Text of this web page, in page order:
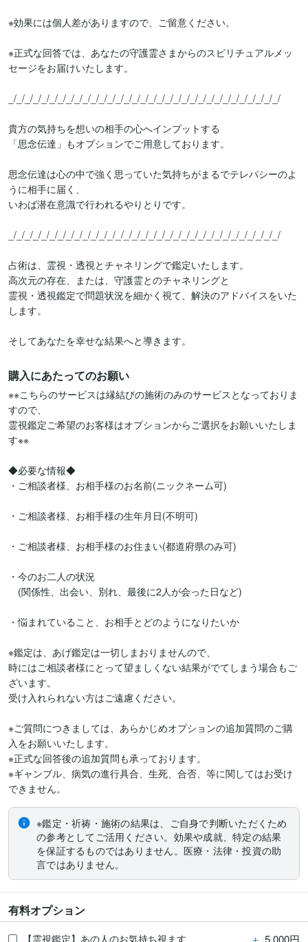
※効果には個人差がありますので、ご留意ください。
※正式な回答では、あなたの守護霊さまからのスピリチュアルメッ
セージをお届けいたします。
_/_/_/_/_/_/_/_/_/_/_/_/_/_/_/_/_/_/_/_/_/_/_/_/_/_/_/_/_/_/_/_/_/
貴方の気持ちを想いの相手の心へインプットする
「思念伝達」もオプションでご用意しております。
思念伝達は心の中で強く思っていた気持ちがまるでテレパシーのよ
うに相手に届く、
いわば潜在意識で行われるやりとりです。
_/_/_/_/_/_/_/_/_/_/_/_/_/_/_/_/_/_/_/_/_/_/_/_/_/_/_/_/_/_/_/_/_/
占術は、霊視・透視とチャネリングで鑑定いたします。
高次元の存在、または、守護霊とのチャネリングと
霊視・透視鑑定で問題状況を細かく視て、解決のアドバイスをいた
します。
購入にあたってのお願い
※※こちらのサービスは縁結びの施術のみのサービスとなっておりま
すので、
霊視鑑定ご希望のお客様はオプションからご選択をお願いいたしま
す※※
◆必要な情報◆
・ご相談者様、お相手様のお名前(ニックネーム可)
・ご相談者様、お相手様の生年月日(不明可)
・ご相談者様、お相手様のお住まい(都道府県のみ可)
・今のお二人の状況
(関係性、出会い、別れ、最後に2人が会った日など)
・悩まれていること、お相手とどのようになりたいか
※鑑定は、あげ鑑定は一切しまおりませんので、
時にはご相談者様にとって望ましくない結果がでてしまう場合もご
ざいます。
受け入れられない方はご遠慮ください。
※ご質問につきましては、あらかじめオプションの追加質問のご購
入をお願いいたします。
※正式な回答後の追加質問も承っております。
※ギャンブル、病気の進行具合、生死、合否、等に関してはお受け
できません。
※鑑定・祈祷・施術の結果は、ご自身で判断いただくため
の参考としてご活用ください。効果や成就、特定の結果
を保証するものではありません。医療・法律・投資の助
言ではありません。
有料オプション
【霊視鑑定】あの人のお気持ち視ます ＋ 5,000円